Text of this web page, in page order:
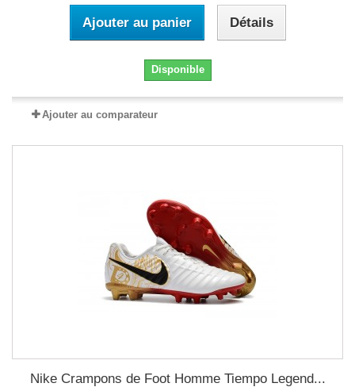
Ajouter au panier Détails
Disponible
Ajouter au comparateur
Nike Crampons de Foot Homme Tiempo Legend...